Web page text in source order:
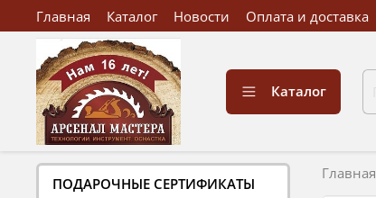
Главная Каталог Новости Оплата и доставка
Каталог
Главная
ПОДАРОЧНЫЕ СЕРТИФИКАТЫ